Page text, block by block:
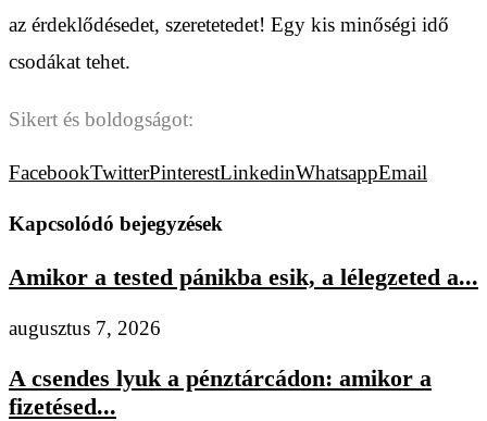
az érdeklődésedet, szeretetedet! Egy kis minőségi idő
csodákat tehet.
Sikert és boldogságot:
FacebookTwitterPinterestLinkedinWhatsappEmail
Kapcsolódó bejegyzések
Amikor a tested pánikba esik, a lélegzeted a...
augusztus 7, 2026
A csendes lyuk a pénztárcádon: amikor a
fizetésed...